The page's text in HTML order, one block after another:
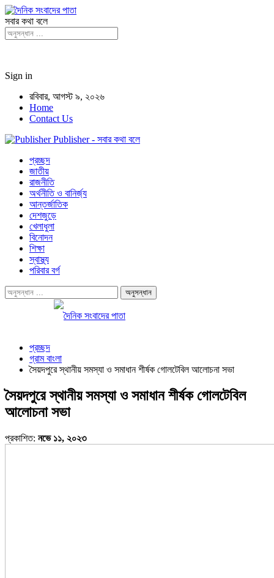
সবার কথা বলে
Sign in
রবিবার, আগস্ট ৯, ২০২৬
Home
Contact Us
Publisher - সবার কথা বলে
প্রচ্ছদ
জাতীয়
রাজনীতি
অর্থনীতি ও বানির্জ্য
আন্তর্জাতিক
দেশজুড়ে
খেলাধুলা
বিনোদন
শিক্ষা
স্বাস্থ্য
পরিবার বর্গ
প্রচ্ছদ
গ্রাম বাংলা
সৈয়দপুরে স্থানীয় সমস্যা ও সমাধান শীর্ষক গোলটেবিল আলোচনা সভা
সৈয়দপুরে স্থানীয় সমস্যা ও সমাধান শীর্ষক গোলটেবিল
আলোচনা সভা
প্রকাশিত: নভে ১১, ২০২৩